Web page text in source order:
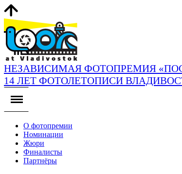
НЕЗАВИСИМАЯ ФОТОПРЕМИЯ
14 ЛЕТ ФОТОЛЕТОПИСИ
О фотопремии
Номинации
Жюри
Финалисты
Партнёры